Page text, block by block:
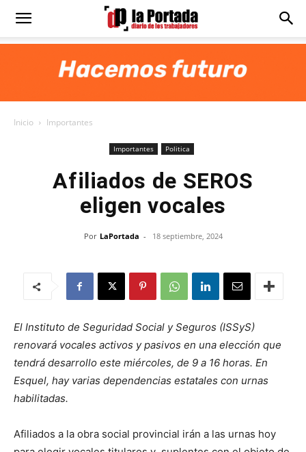
Diario
Inicio Importantes
Importantes Politica
Afiliados de SEROS
eligen vocales
Por LaPortada - 18 septiembre, 2024
El Instituto de Seguridad Social y Seguros (ISSyS)
renovará vocales activos y pasivos en una elección que
tendrá desarrollo este miércoles, de 9 a 16 horas. En
Esquel, hay varias dependencias estatales con urnas
habilitadas.
Afiliados a la obra social provincial irán a las urnas hoy